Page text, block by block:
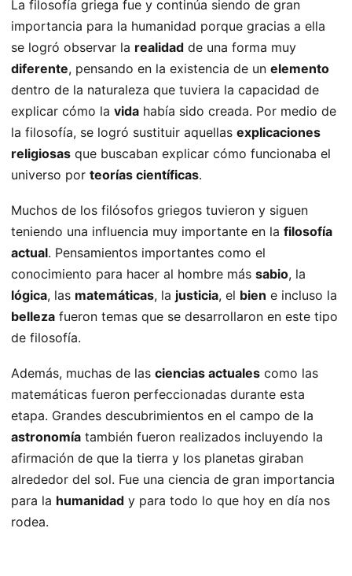
La filosofía griega fue y continúa siendo de gran
importancia para la humanidad porque gracias a ella
se logró observar la realidad de una forma muy
diferente, pensando en la existencia de un elemento
dentro de la naturaleza que tuviera la capacidad de
explicar cómo la vida había sido creada. Por medio de
la filosofía, se logró sustituir aquellas explicaciones
religiosas que buscaban explicar cómo funcionaba el
universo por teorías científicas.
Muchos de los filósofos griegos tuvieron y siguen
teniendo una influencia muy importante en la filosofía
actual. Pensamientos importantes como el
conocimiento para hacer al hombre más sabio, la
lógica, las matemáticas, la justicia, el bien e incluso la
belleza fueron temas que se desarrollaron en este tipo
de filosofía.
Además, muchas de las ciencias actuales como las
matemáticas fueron perfeccionadas durante esta
etapa. Grandes descubrimientos en el campo de la
astronomía también fueron realizados incluyendo la
afirmación de que la tierra y los planetas giraban
alrededor del sol. Fue una ciencia de gran importancia
para la humanidad y para todo lo que hoy en día nos
rodea.